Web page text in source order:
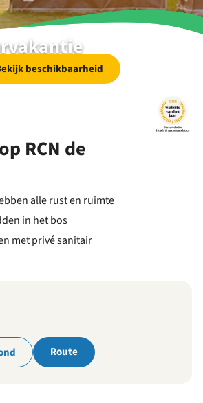
Epe | Veluwe
beschikbaarheid
RCN de
alle rust en ruimte
in het bos
met privé sanitair
Route